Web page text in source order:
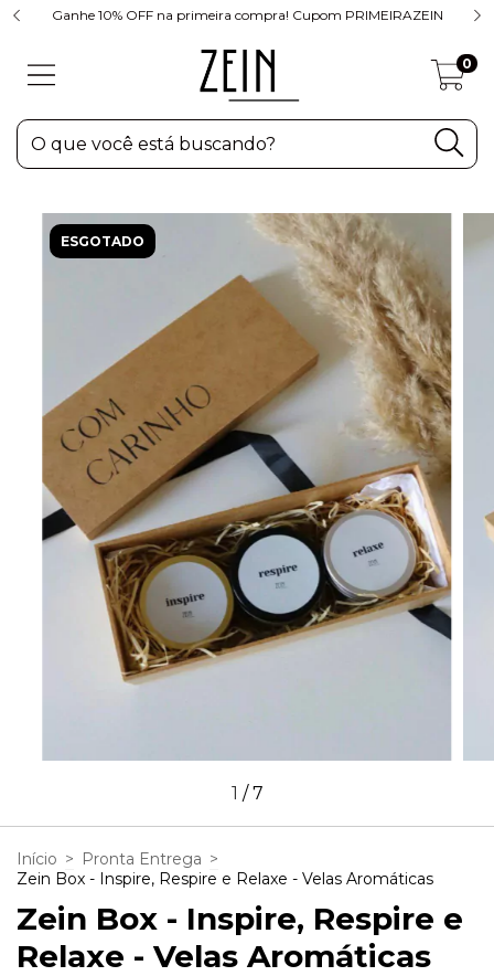
Ganhe 10% OFF na primeira compra! Cupom PRIMEIRAZEIN
0
ESGOTADO
1 /7
Início > Pronta Entrega >
Zein Box - Inspire, Respire e Relaxe - Velas Aromáticas
Zein Box - Inspire, Respire e
Relaxe - Velas Aromáticas